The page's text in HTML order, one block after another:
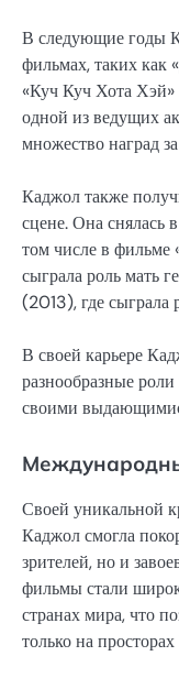
В следующие годы
фильмах, таких как
«Куч Куч Хота
одной из ведущих
множество наград
Каджол также
сцене. Она снялась
том числе в
сыграла роль мать
(2013), где сыграла
В своей карьере
разнообразные
своими
Своей уникальной
Каджол смогла
зрителей, но и
фильмы стали
странах мира, что
только на